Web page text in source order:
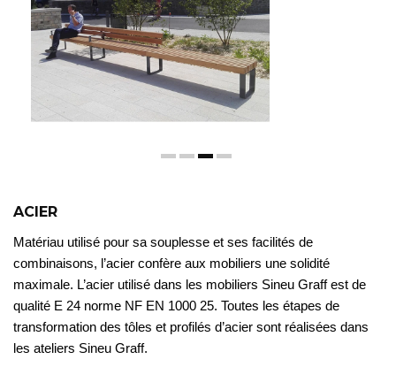
ACIER
Matériau utilisé pour sa souplesse et ses facilités de
combinaisons, l’acier confère aux mobiliers une solidité
maximale. L’acier utilisé dans les mobiliers Sineu Graff est de
qualité E 24 norme NF EN 1000 25. Toutes les étapes de
transformation des tôles et profilés d’acier sont réalisées dans
les ateliers Sineu Graff.